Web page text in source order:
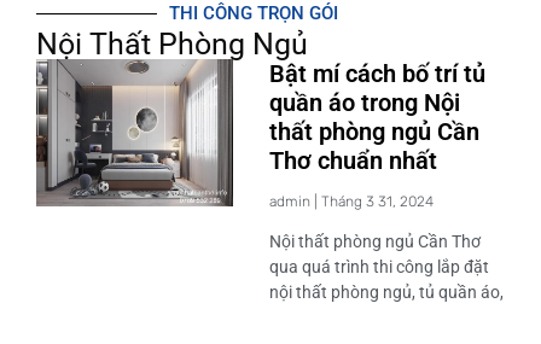
THI CÔNG TRỌN GÓI
Nội Thất Phòng Ngủ
Bật mí cách bố trí tủ
quần áo trong Nội
thất phòng ngủ Cần
Thơ chuẩn nhất
admin Tháng 3 31, 2024
Nội thất phòng ngủ Cần Thơ
qua quá trình thi công lắp đặt
nội thất phòng ngủ, tủ quần áo,